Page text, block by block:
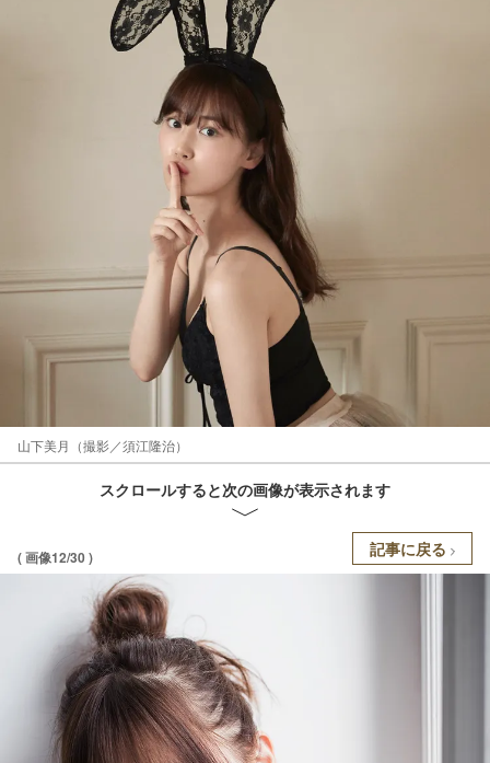
山下美月（撮影／須江隆治）
スクロールすると次の画像が表示されます
( 画像12/30 ) 記事に戻る